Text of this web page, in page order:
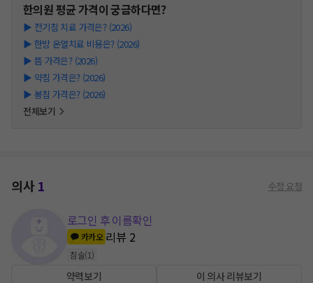
한의원평균 가격이 궁금하다면?
▶ 전기침 치료 가격은? (2026)
▶ 한방 온열치료 비용은? (2026)
▶ 뜸 가격은? (2026)
▶ 약침 가격은? (2026)
▶ 봉침 가격은? (2026)
전체보기
의사1 수정 요청
로그인 후 이름확인
카카오 리뷰 2
침술(1)
약력보기 이 의사 리뷰보기